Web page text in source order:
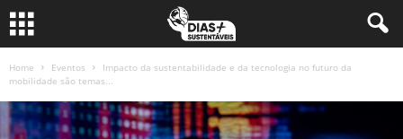
Home Eventos
Impacto da sustentabilidade e da tecnologia no futuro da
mobilidade são temas...